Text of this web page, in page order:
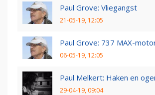
Paul Grove: Vliegangst
21-05-19, 12:05
Paul Grove: 737 MAX-
06-05-19, 12:05
Paul Melkert: Haken en
29-04-19, 09:04